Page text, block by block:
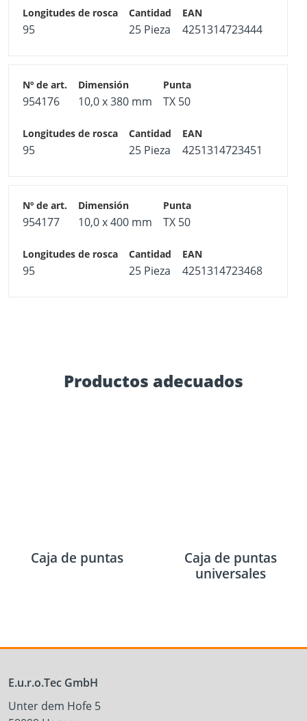
95 25 Pieza 4251314723444
954176 10,0 x 380 mm TX 50
95 25 Pieza 4251314723451
954177 10,0 x 400 mm TX 50
95 25 Pieza 4251314723468
Productos adecuados
Unter dem Hofe 5
+49 2331 6245-0